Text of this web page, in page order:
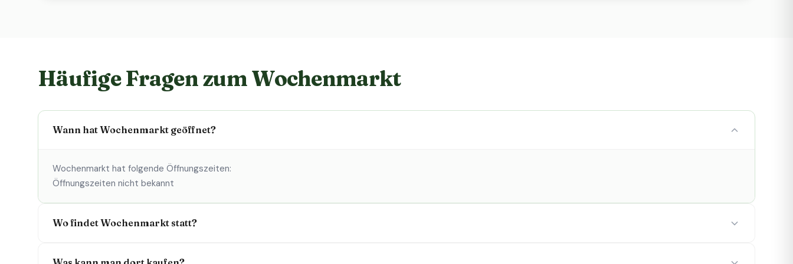
Häufige Fragen zum Wochenmarkt
Wann hat Wochenmarkt geöffnet?
Wochenmarkt hat folgende Öffnungszeiten:
Öffnungszeiten nicht bekannt
Wo findet Wochenmarkt statt?